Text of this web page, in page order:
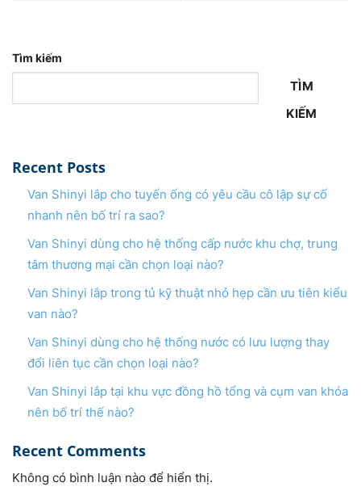
Tìm kiếm
TÌM
KIẾM
Recent Posts
Van Shinyi lắp cho tuyến ống có yêu cầu cô lập sự cố
nhanh nên bố trí ra sao?
Van Shinyi dùng cho hệ thống cấp nước khu chợ, trung
tâm thương mại cần chọn loại nào?
Van Shinyi lắp trong tủ kỹ thuật nhỏ hẹp cần ưu tiên kiểu
van nào?
Van Shinyi dùng cho hệ thống nước có lưu lượng thay
đổi liên tục cần chọn loại nào?
Van Shinyi lắp tại khu vực đồng hồ tổng và cụm van khóa
nên bố trí thế nào?
Recent Comments
Không có bình luận nào để hiển thị.